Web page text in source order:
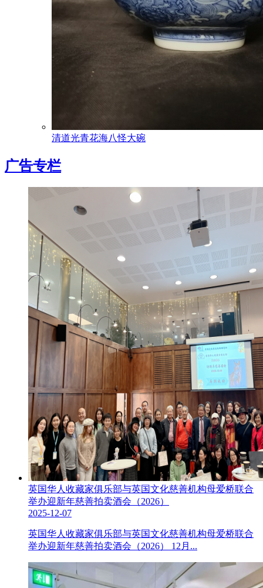
清道光青花海八怪大碗
广告专栏
英国华人收藏家俱乐部与英国文化慈善机构母爱桥联合
举办迎新年慈善拍卖酒会（2026）
2025-12-07
英国华人收藏家俱乐部与英国文化慈善机构母爱桥联合
举办迎新年慈善拍卖酒会（2026） 12月...